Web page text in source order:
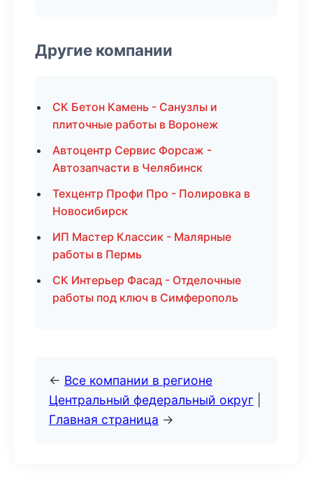
Другие компании
СК Бетон Камень - Санузлы и
плиточные работы в Воронеж
Автоцентр Сервис Форсаж -
Автозапчасти в Челябинск
Техцентр Профи Про - Полировка в
Новосибирск
ИП Мастер Классик - Малярные
работы в Пермь
СК Интерьер Фасад - Отделочные
работы под ключ в Симферополь
← Все компании в регионе
Центральный федеральный округ
Главная страница →